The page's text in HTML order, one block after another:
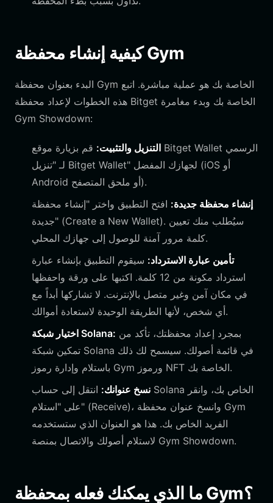
كيفية إنشاء محفظة Gym
البدء بعنوان محفظة Gym الخاصة بك هو عملية مباشرة. اتبع
هذه الخطوات لإعداد محفظة Bitget الخاصة بك وبدء مغامرة
Gym Showdown:
التنزيل والتثبيت: قم بزيارة موقع Bitget Wallet الرسمي
لـ "تنزيل Bitget Wallet" لجهازك المفضل (iOS أو
Android أو ملحق المتصفح).
إنشاء محفظة جديدة: افتح التطبيق واختر "إنشاء محفظة
جديدة" (Create a New Wallet). سيُطلب منك تعيين
كلمة مرور آمنة للوصول إلى جهازك المحلي.
تأمين عبارة الاسترداد: سيقوم التطبيق بإنشاء عبارة
استرداد مكونة من 12 كلمة. اكتبها على ورقة واحفظها
في مكان آمن وغير متصل بالإنترنت. لا تشاركها أبداً مع
أي شخص، لأنها الطريقة الوحيدة لاستعادة أموالك.
اختيار شبكة Solana:
تمكين شبكة Solana في قائمة أصولك. سيسمح لك ذلك
باستلام وإدارة رموز Gym ورموز NFT الخاصة بك.
نسخ عنوانك: انتقل إلى حساب Solana الخاص بك، وانقر
على "استلام" (Receive)، وانسخ عنوان محفظة Gym
الفريد الخاص بك. هذا هو العنوان الذي ستستخدمه
لاستلام أصولك والاتصال بمنصة Gym Showdown.
ما الذي يمكنك فعله بمحفظة Gym؟